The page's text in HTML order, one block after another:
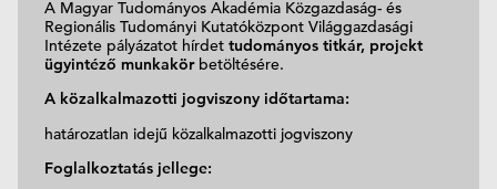
A Magyar Tudományos Akadémia Közgazdaság- és
Regionális Tudományi Kutatóközpont Világgazdasági
Intézete pályázatot hírdet tudományos titkár, projekt
ügyintéző munkakörbetöltésére.
A közalkalmazotti jogviszony időtartama:
határozatlan idejű közalkalmazotti jogviszony
Foglalkoztatás jellege: